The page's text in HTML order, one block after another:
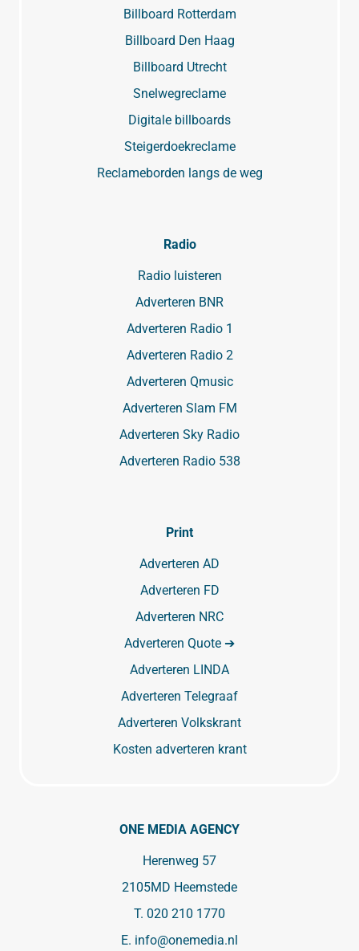
Billboard Rotterdam
Billboard Den Haag
Billboard Utrecht
Snelwegreclame
Digitale billboards
Steigerdoekreclame
Reclameborden langs de weg
Radio
Radio luisteren
Adverteren BNR
Adverteren Radio 1
Adverteren Radio 2
Adverteren Qmusic
Adverteren Slam FM
Adverteren Sky Radio
Adverteren Radio 538
Print
Adverteren AD
Adverteren FD
Adverteren NRC
Adverteren Quote ➔
Adverteren LINDA
Adverteren Telegraaf
Adverteren Volkskrant
Kosten adverteren krant
ONE MEDIA AGENCY
Herenweg 57
2105MD Heemstede
T. 020 210 1770
E. info@onemedia.nl